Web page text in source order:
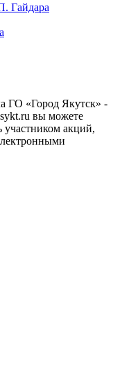
Гайдара
ГО «Город Якутск» -
вы можете
участником акций,